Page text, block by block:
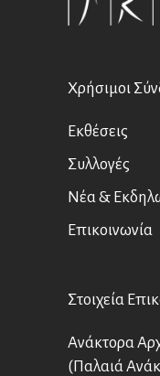
Χρήσιμοι
Εκθέσεις
Συλλογές
Νέα &
Επικοινωνία
Στοιχεία
Ανάκτορα
(Παλαιά